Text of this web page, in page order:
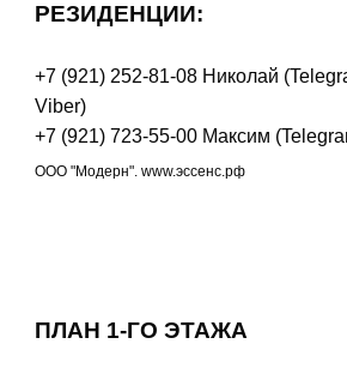
РЕЗИДЕНЦИИ:
+7 (921) 252-81-08 Николай
Viber)
+7 (921) 723-55-00 Максим
ООО "Модерн". www.эссенс .рф
ПЛАН 1-ГО ЭТАЖА